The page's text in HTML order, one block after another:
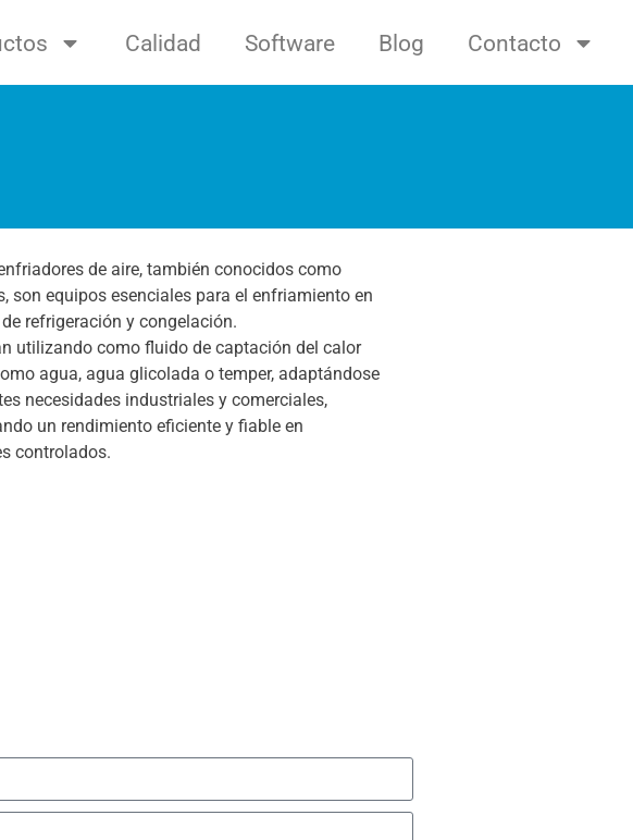
Calidad Software Blog Contacto
de aire, también conocidos como
son equipos esenciales para el enfriamiento en
refrigeración y congelación.
utilizando como fluido de captación del calor
agua, agua glicolada o temper, adaptándose
necesidades industriales y comerciales,
un rendimiento eficiente y fiable en
controlados.